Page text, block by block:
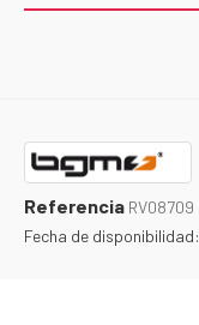
Referencia RV08709
Fecha de disponibilidad: